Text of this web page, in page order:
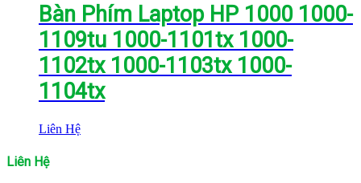
Bàn Phím Laptop HP 1000 1000-
1109tu 1000-1101tx 1000-
1102tx 1000-1103tx 1000-
1104tx
Liên Hệ
Liên Hệ